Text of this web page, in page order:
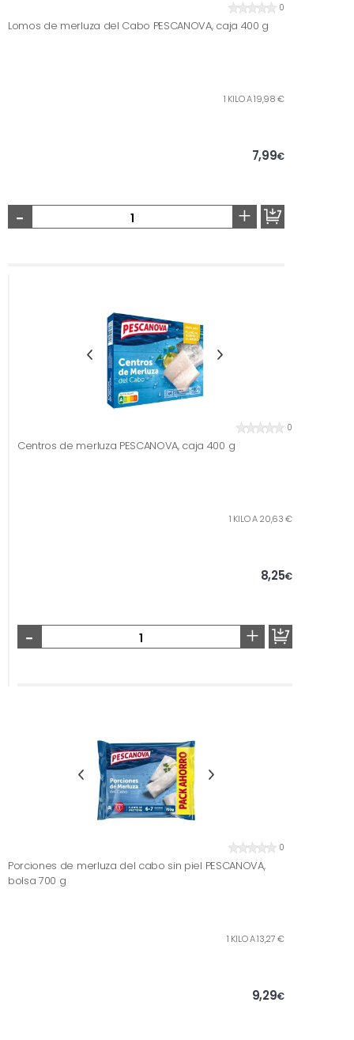
0
Lomos de merluza del Cabo PESCANOVA, caja 400 g
1 KILO A 19,98 €
7,99€
- +
0
Centros de merluza PESCANOVA, caja 400 g
1 KILO A 20,63 €
8,25€
- +
0
Porciones de merluza del cabo sin piel PESCANOVA,
bolsa 700 g
1 KILO A 13,27 €
9,29€